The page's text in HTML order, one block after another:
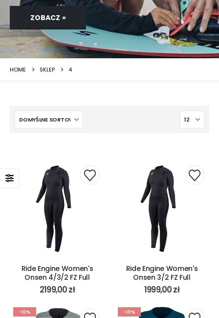
ZOBACZ »
HOME SKLEP 4
Ride Engine Women's
Onsen 4/3/2 FZ Full
2199,00zł
Ride Engine Women's
Onsen 3/2 FZ Full
1999,00zł
-10% -10%